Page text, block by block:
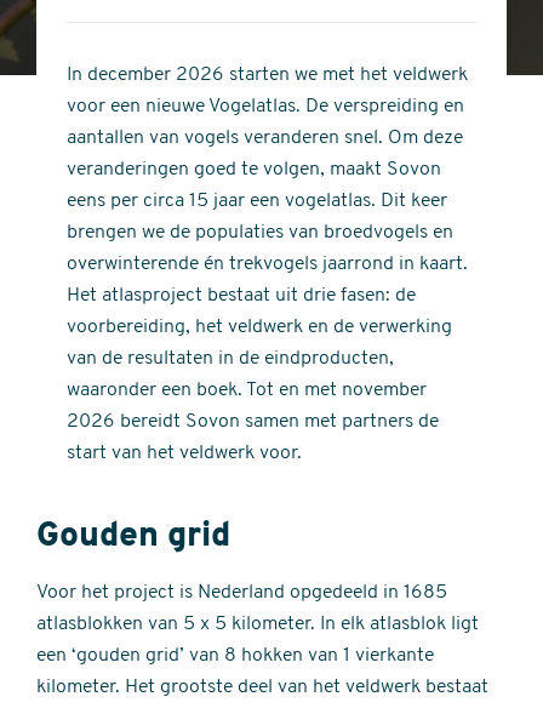
stars
of
stars
In december 2026 starten we met het veldwerk
voor een nieuwe Vogelatlas. De verspreiding en
aantallen van vogels veranderen snel. Om deze
veranderingen goed te volgen, maakt Sovon
eens per circa 15 jaar een vogelatlas. Dit keer
brengen we de populaties van broedvogels en
overwinterende én trekvogels jaarrond in kaart.
Het atlasproject bestaat uit drie fasen: de
voorbereiding, het veldwerk en de verwerking
van de resultaten in de eindproducten,
waaronder een boek. Tot en met november
2026 bereidt Sovon samen met partners de
start van het veldwerk voor.
Gouden grid
Voor het project is Nederland opgedeeld in 1685
atlasblokken van 5 x 5 kilometer. In elk atlasblok ligt
een ‘gouden grid’ van 8 hokken van 1 vierkante
kilometer. Het grootste deel van het veldwerk bestaat